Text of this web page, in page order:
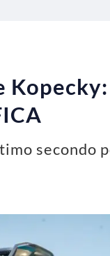
secondo